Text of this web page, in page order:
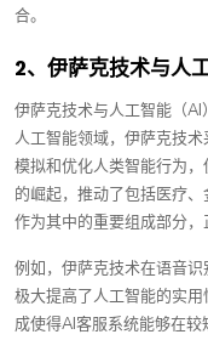
合。
2、伊萨克技术与人
伊萨克技术与人工智能（
人工智能领域，伊萨克技
模拟和优化人类智能行为
的崛起，推动了包括医疗
作为其中的重要组成部分，
例如，伊萨克技术在语音识
极大提高了人工智能的实
成使得AI客服系统能够在